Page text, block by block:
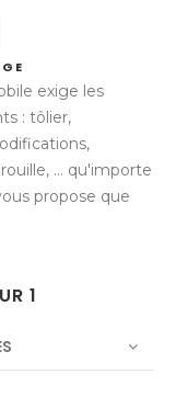
exige les
: tôlier,
... qu'importe
propose que
1